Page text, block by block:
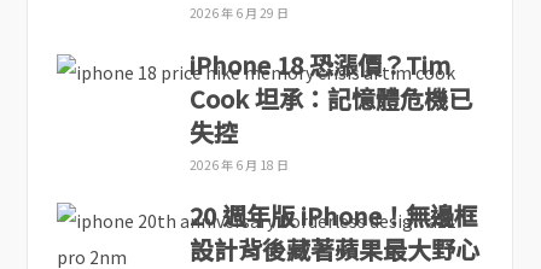
2026 年 6 月 29 日
iPhone 18 恐漲價？Tim
Cook 坦承：記憶體危機已
失控
2026 年 6 月 18 日
20 週年版 iPhone！無邊框
設計背後藏著蘋果最大野心